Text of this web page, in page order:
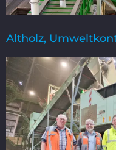
Altholz,